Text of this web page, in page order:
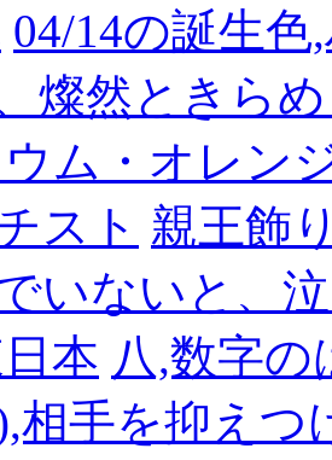
04/14の誕生
燦然ときら
ム・オレン
スト 親王飾
いないと、
本 八,数字
相手を抑えつ